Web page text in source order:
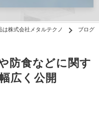
株式会社メタルテクノ ブログ
防食などに関す
広く公開